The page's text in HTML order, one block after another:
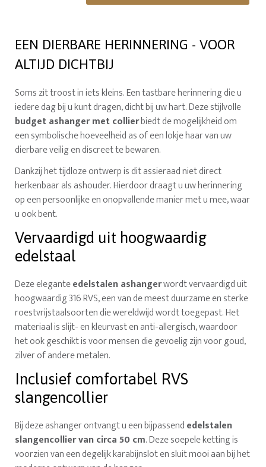
EEN DIERBARE HERINNERING - VOOR
ALTIJD DICHTBIJ
Soms zit troost in iets kleins. Een tastbare herinnering die u
iedere dag bij u kunt dragen, dicht bij uw hart. Deze stijlvolle
budget ashanger met collierbiedt de mogelijkheid om
een symbolische hoeveelheid as of een lokje haar van uw
dierbare veilig en discreet te bewaren.
Dankzij het tijdloze ontwerp is dit assieraad niet direct
herkenbaar als ashouder. Hierdoor draagt u uw herinnering
op een persoonlijke en onopvallende manier met u mee, waar
u ook bent.
Vervaardigd uit hoogwaardig
edelstaal
Deze eleganteedelstalen ashangerwordt vervaardigd uit
hoogwaardig 316 RVS, een van de meest duurzame en sterke
roestvrijstaalsoorten die wereldwijd wordt toegepast. Het
materiaal is slijt- en kleurvast en anti-allergisch, waardoor
het ook geschikt is voor mensen die gevoelig zijn voor goud,
zilver of andere metalen.
Inclusief comfortabel RVS
slangencollier
Bij deze ashanger ontvangt u een bijpassendedelstalen
slangencollier van circa 50 cm. Deze soepele ketting is
voorzien van een degelijk karabijnslot en sluit mooi aan bij het